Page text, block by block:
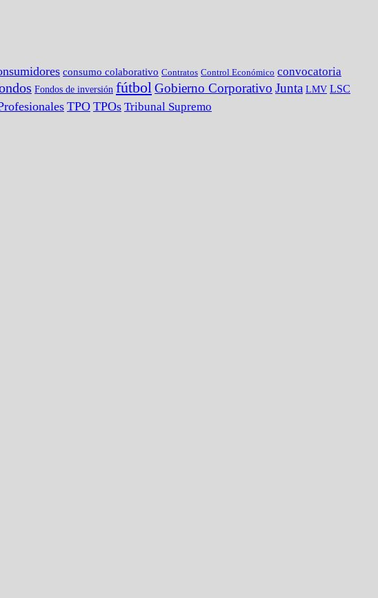
consumo colaborativo Contratos Control Económico convocatoria
Fondos de inversión fútbolGobierno Corporativo Junta LMV LSC
TPO TPOs Tribunal Supremo